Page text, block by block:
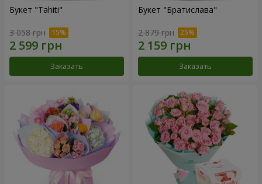
Букет "Tahiti"
3 058 грн
Заказать
Букет "Братислава"
2 879 грн
Заказать